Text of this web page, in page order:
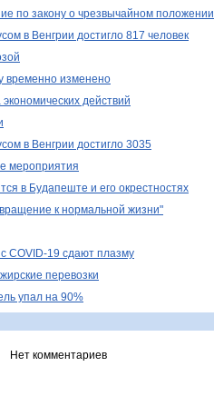
по закону о чрезвычайном положении
в Венгрии достигло 817 человек
временно изменено
действий
в Венгрии достигло 3035
мероприятия
в Будапеште и его окрестностях
к нормальной жизни"
COVID-19 сдают плазму
перевозки
упал на 90%
Нет комментариев